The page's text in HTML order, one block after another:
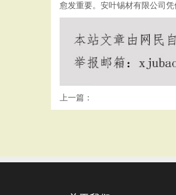
愈发重要。安叶锡材有限公司
上一篇：